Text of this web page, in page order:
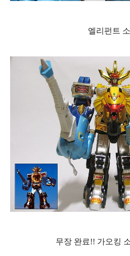
엘리펀트
무장 완료!! 가오킹